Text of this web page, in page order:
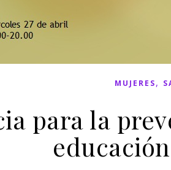
MUJERES,
para la